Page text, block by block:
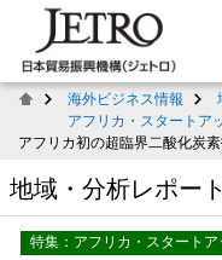
海外ビジネス情報
アフリカ・スタートア
アフリカ初の超臨界二酸化炭
地域・分析レポート
特集：アフリカ・スタート